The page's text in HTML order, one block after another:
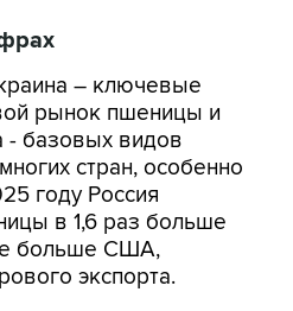
– ключевые
рынок пшеницы и
- базовых видов
стран, особенно
году Россия
в 1,6 раз больше
больше США,
экспорта.